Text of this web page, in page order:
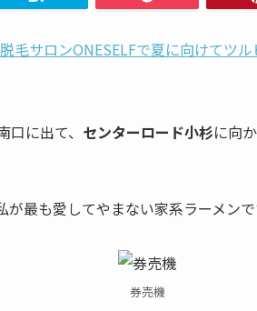
サロンONESELFで夏に向けてツル
に出て、 センターロード小杉に向
最も愛してやまない家系ラーメンで
券売機